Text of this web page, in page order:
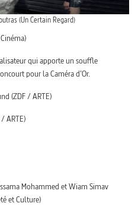
(Un Certain Regard)
qui apporte un souffle
pour la Caméra d’Or.
(ZDF / ARTE)
ARTE)
Mohammed et Wiam Simav
et Culture)